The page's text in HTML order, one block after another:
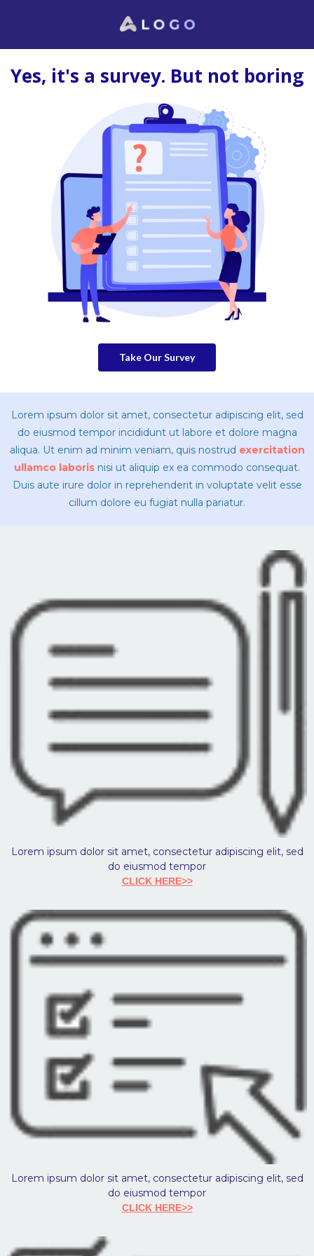
Yes, it's a survey. But not boring
Take Our Survey
Lorem ipsum dolor sit amet, consectetur adipiscing elit, sed
do eiusmod tempor incididunt ut labore et dolore magna
aliqua. Ut enim ad minim veniam, quis nostrud exercitation
ullamco laboris nisi ut aliquip ex ea commodo consequat.
Duis aute irure dolor in reprehenderit in voluptate velit esse
cillum dolore eu fugiat nulla pariatur.
Lorem ipsum dolor sit amet, consectetur adipiscing elit, sed
do eiusmod tempor
CLICK HERE>>
Lorem ipsum dolor sit amet, consectetur adipiscing elit, sed
do eiusmod tempor
CLICK HERE>>